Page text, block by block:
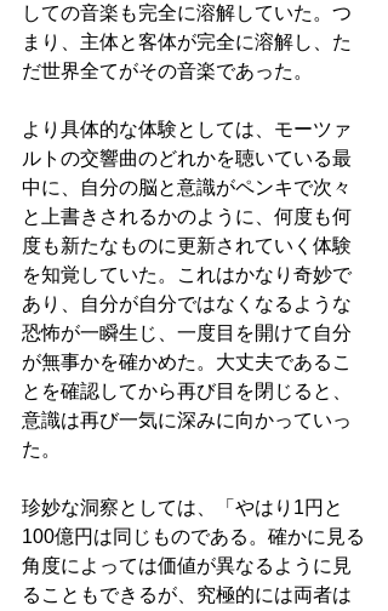
しての音楽も完全に溶解していた。つ
まり、主体と客体が完全に溶解し、た
だ世界全てがその音楽であった。
より具体的な体験としては、モーツァ
ルトの交響曲のどれかを聴いている最
中に、自分の脳と意識がペンキで次々
と上書きされるかのように、何度も何
度も新たなものに更新されていく体験
を知覚していた。これはかなり奇妙で
あり、自分が自分ではなくなるような
恐怖が一瞬生じ、一度目を開けて自分
が無事かを確かめた。大丈夫であるこ
とを確認してから再び目を閉じると、
意識は再び一気に深みに向かっていっ
た。
珍妙な洞察としては、「やはり1円と
100億円は同じものである。確かに見る
角度によっては価値が異なるように見
ることもできるが、究極的には両者は